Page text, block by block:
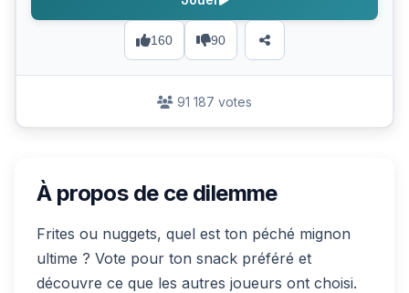
160 90
91 187 votes
À propos de ce dilemme
Frites ou nuggets, quel est ton péché mignon
ultime ? Vote pour ton snack préféré et
découvre ce que les autres joueurs ont choisi.